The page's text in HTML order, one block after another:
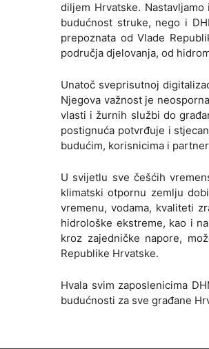
diljem Hrvatske.
budućnost struke, nego i
prepoznata od Vlade
područja djelovanja, od
Unatoč sveprisutnoj
Njegova važnost je
vlasti i žurnih službi do
postignuća potvrđuje i
budućim, korisnicima i
U svijetlu sve češćih
klimatski otpornu zemlju
vremenu, vodama, kvaliteti
hidrološke ekstreme, kao i
kroz zajedničke napore,
Republike Hrvatske.
Hvala svim zaposlenicima
budućnosti za sve građane